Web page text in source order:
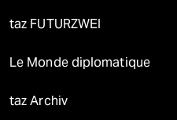
taz FUTURZWEI
Le Monde diplomatique
taz Archiv